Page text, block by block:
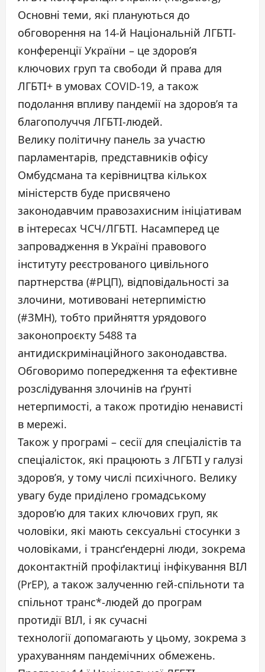
Основні теми, які плануються до
обговорення на 14-й Національній ЛГБТІ-
конференції України – це здоров’я
ключових груп та свободи й права для
ЛГБТІ+ в умовах COVID-19, а також
подолання впливу пандемії на здоров’я та
благополуччя ЛГБТІ-людей.
Велику політичну панель за участю
парламентарів, представників офісу
Омбудсмана та керівництва кількох
міністерств буде присвячено
законодавчим правозахисним ініціативам
в інтересах ЧСЧ/ЛГБТІ. Насамперед це
запровадження в Україні правового
інституту реєстрованого цивільного
партнерства (#РЦП), відповідальності за
злочини, мотивовані нетерпимістю
(#ЗМН), тобто прийняття урядового
законопроєкту 5488 та
антидискримінаційного законодавства.
Обговоримо попередження та ефективне
розслідування злочинів на ґрунті
нетерпимості, а також протидію ненависті
в мережі.
Також у програмі – сесії для спеціалістів та
спеціалісток, які працюють з ЛГБТІ у галузі
здоров’я, у тому числі психічного. Велику
увагу буде приділено громадському
здоров’ю для таких ключових груп, як
чоловіки, які мають сексуальні стосунки з
чоловіками, і трансґендерні люди, зокрема
доконтактній профілактиці інфікування ВІЛ
(PrEP), а також залученню гей-спільноти та
спільнот транс*-людей до програм
протидії ВІЛ, і як сучасні
технології допомагають у цьому, зокрема з
урахуванням пандемічних обмежень.